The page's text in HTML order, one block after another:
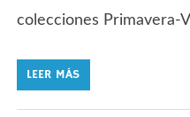
colecciones Primavera-
LEER MÁS